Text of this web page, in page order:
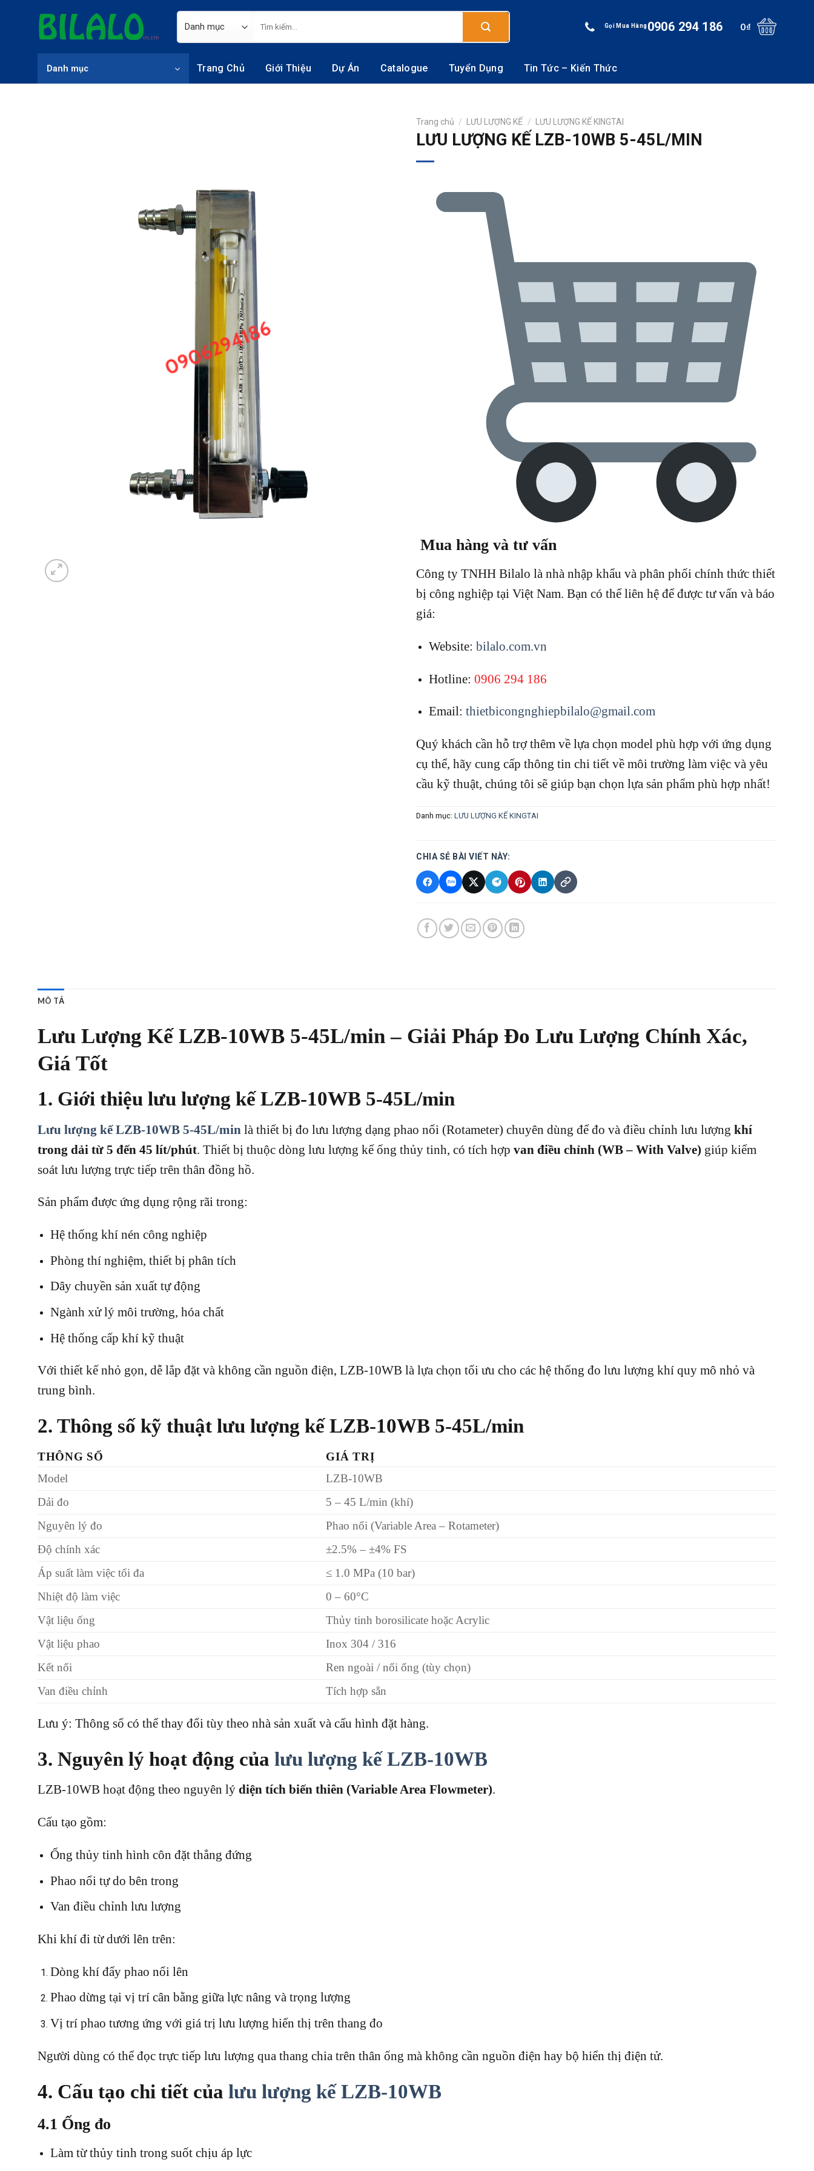
kiếm:
Gọi Mua Hàng0906 294 186 0₫
Danh mục Trang Chủ Giới Thiệu Dự Án Catalogue Tuyển Dụng Tin Tức – Kiến Thức
Trang chủ / LƯU LƯỢNG KẾ / LƯU LƯỢNG KẾ KINGTAI
LƯU LƯỢNG KẾ LZB-10WB 5-45L/MIN
Mua hàng và tư vấn
Công ty TNHH Bilalo là nhà nhập khẩu và phân phối chính thức thiết
bị công nghiệp tại Việt Nam. Bạn có thể liên hệ để được tư vấn và báo
giá:
Website: bilalo.com.vn
Hotline: 0906 294 186
Email: thietbicongnghiepbilalo@gmail.com
Quý khách cần hỗ trợ thêm về lựa chọn model phù hợp với ứng dụng
cụ thể, hãy cung cấp thông tin chi tiết về môi trường làm việc và yêu
cầu kỹ thuật, chúng tôi sẽ giúp bạn chọn lựa sản phẩm phù hợp nhất!
Danh mục: LƯU LƯỢNG KẾ KINGTAI
CHIA SẺ BÀI VIẾT NÀY:
MÔ TẢ
Lưu Lượng Kế LZB-10WB 5-45L/min – Giải Pháp Đo Lưu Lượng Chính Xác,
Giá Tốt
1. Giới thiệu lưu lượng kế LZB-10WB 5-45L/min
Lưu lượng kế LZB-10WB 5-45L/min là thiết bị đo lưu lượng dạng phao nổi (Rotameter) chuyên dùng để đo và điều chỉnh lưu lượng khí
trong dải từ 5 đến 45 lít/phút . Thiết bị thuộc dòng lưu lượng kế ống thủy tinh, có tích hợp van điều chỉnh (WB – With Valve) giúp kiểm
soát lưu lượng trực tiếp trên thân đồng hồ.
Sản phẩm được ứng dụng rộng rãi trong:
Hệ thống khí nén công nghiệp
Phòng thí nghiệm, thiết bị phân tích
Dây chuyền sản xuất tự động
Ngành xử lý môi trường, hóa chất
Hệ thống cấp khí kỹ thuật
Với thiết kế nhỏ gọn, dễ lắp đặt và không cần nguồn điện, LZB-10WB là lựa chọn tối ưu cho các hệ thống đo lưu lượng khí quy mô nhỏ và
trung bình.
2. Thông số kỹ thuật lưu lượng kế LZB-10WB 5-45L/min
THÔNG SỐ
GIÁ TRỊ
Model
LZB-10WB
Dải đo
5 – 45 L/min (khí)
Nguyên lý đo
Phao nổi (Variable Area – Rotameter)
Độ chính xác
±2.5% – ±4% FS
Áp suất làm việc tối đa
≤ 1.0 MPa (10 bar)
Nhiệt độ làm việc
0 – 60°C
Vật liệu ống
Thủy tinh borosilicate hoặc Acrylic
Vật liệu phao
Inox 304 / 316
Kết nối
Ren ngoài / nối ống (tùy chọn)
Van điều chỉnh
Tích hợp sẵn
Lưu ý: Thông số có thể thay đổi tùy theo nhà sản xuất và cấu hình đặt hàng.
3. Nguyên lý hoạt động của lưu lượng kế LZB-10WB
LZB-10WB hoạt động theo nguyên lý diện tích biến thiên (Variable Area Flowmeter).
Cấu tạo gồm:
Ống thủy tinh hình côn đặt thẳng đứng
Phao nổi tự do bên trong
Van điều chỉnh lưu lượng
Khi khí đi từ dưới lên trên:
Dòng khí đẩy phao nổi lên
Phao dừng tại vị trí cân bằng giữa lực nâng và trọng lượng
Vị trí phao tương ứng với giá trị lưu lượng hiển thị trên thang đo
Người dùng có thể đọc trực tiếp lưu lượng qua thang chia trên thân ống mà không cần nguồn điện hay bộ hiển thị điện tử.
4. Cấu tạo chi tiết của lưu lượng kế LZB-10WB
4.1 Ống đo
Làm từ thủy tinh trong suốt chịu áp lực